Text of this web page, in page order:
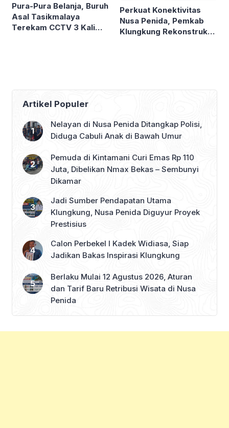
Pura-Pura Belanja, Buruh
Asal Tasikmalaya
Terekam CCTV 3 Kali
Perkuat Konektivitas
Nusa Penida, Pemkab
Klungkung Rekonstruksi
Artikel Populer
Nelayan di Nusa Penida Ditangkap Polisi,
Diduga Cabuli Anak di Bawah Umur
Pemuda di Kintamani Curi Emas Rp 110
Juta, Dibelikan Nmax Bekas – Sembunyi
Dikamar
Jadi Sumber Pendapatan Utama
Klungkung, Nusa Penida Diguyur Proyek
Prestisius
Calon Perbekel I Kadek Widiasa, Siap
Jadikan Bakas Inspirasi Klungkung
Berlaku Mulai 12 Agustus 2026, Aturan
dan Tarif Baru Retribusi Wisata di Nusa
Penida